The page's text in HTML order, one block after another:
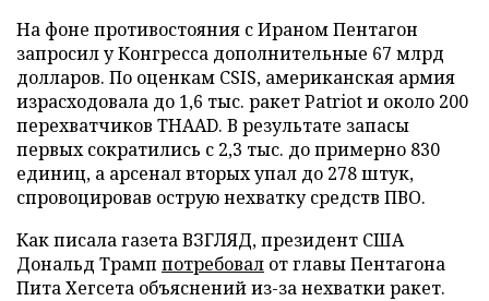
На фоне противостояния с Ираном Пентагон
запросил у Конгресса дополнительные 67 млрд
долларов. По оценкам CSIS, американская армия
израсходовала до 1,6 тыс. ракет Patriot и около 200
перехватчиков THAAD. В результате запасы
первых сократились с 2,3 тыс. до примерно 830
единиц, а арсенал вторых упал до 278 штук,
спровоцировав острую нехватку средств ПВО.
Как писала газета ВЗГЛЯД, президент США
Дональд Трамп потребовал от главы Пентагона
Пита Хегсета объяснений из-за нехватки ракет.